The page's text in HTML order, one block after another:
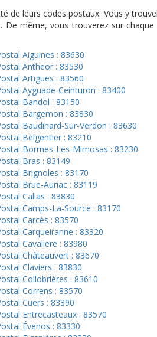
de leurs codes postaux. Vous y
De même, vous trouverez sur
Aiguines : 83630
Antheor : 83530
Artigues : 83560
Ayguade-Ceinturon : 83400
Bandol : 83150
Bargemon : 83830
Baudinard-Sur-Verdon : 83630
Belgentier : 83210
Bormes-Les-Mimosas : 83230
Bras : 83149
Brignoles : 83170
Brue-Auriac : 83119
Callas : 83830
Camps-La-Source : 83170
Carcès : 83570
Carqueiranne : 83320
Cavaliere : 83980
Châteauvert : 83670
Claviers : 83830
Collobrières : 83610
Correns : 83570
Cuers : 83390
Entrecasteaux : 83570
Évenos : 83330